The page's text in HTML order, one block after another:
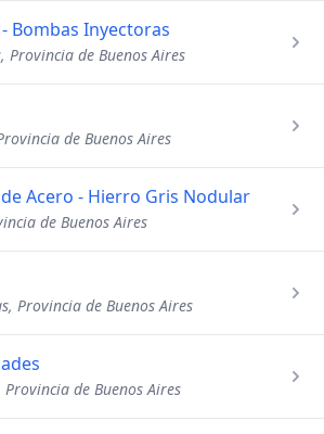
Bombas Inyectoras
Provincia de Buenos Aires
de Buenos Aires
Acero - Hierro Gris Nodular
de Buenos Aires
Provincia de Buenos Aires
de Buenos Aires